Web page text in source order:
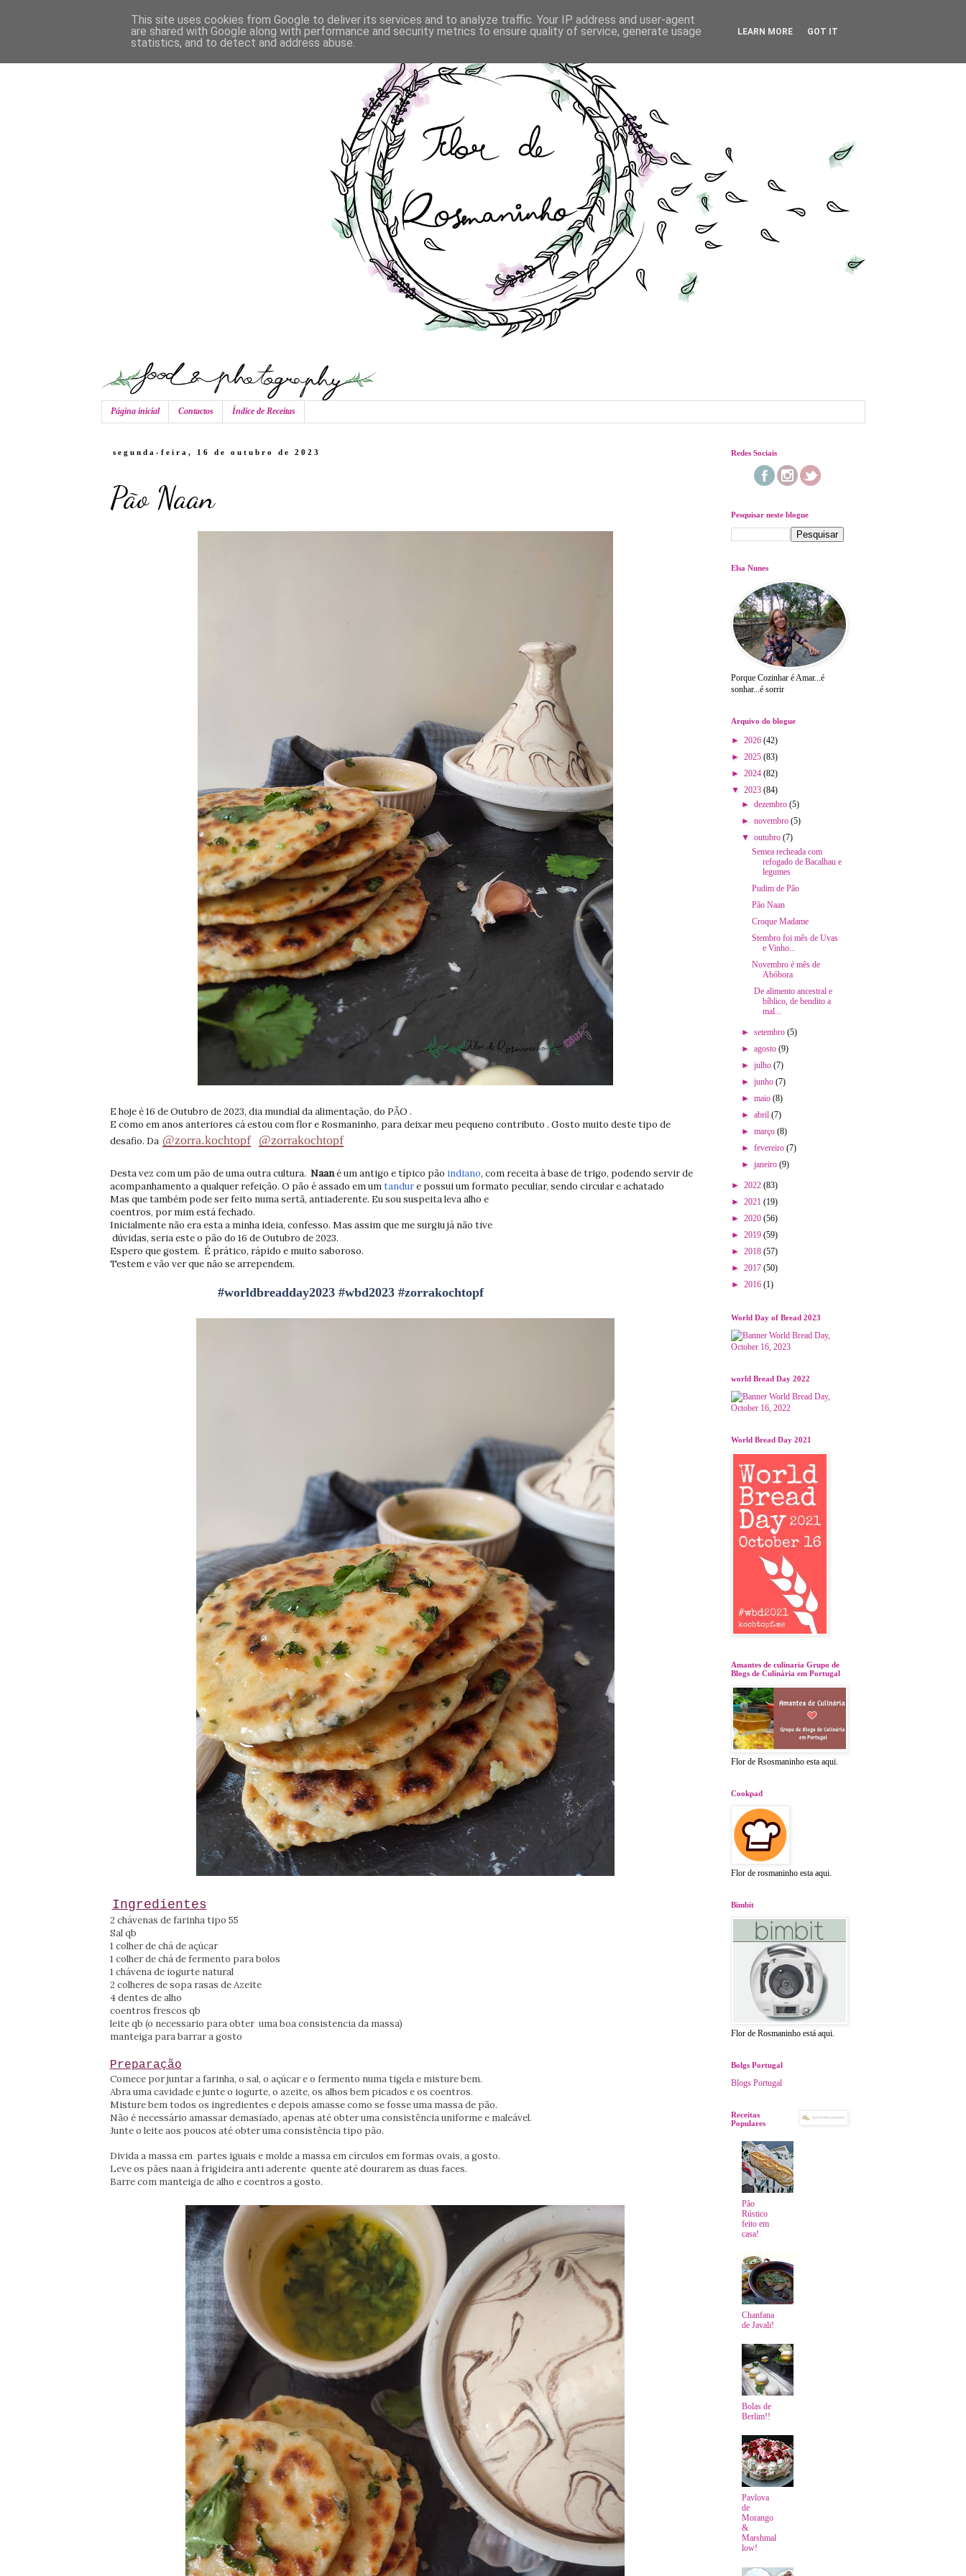
Página inicial Contactos Índice de Receitas
segunda-feira, 16 de outubro de 2023
Pão Naan
E hoje é 16 de Outubro de 2023, dia mundial da alimentação, do PÃO .
E como em anos anteriores cá estou com flor e Rosmaninho, para deixar meu pequeno contributo . Gosto muito deste tipo de
desafio. Da @zorra.kochtopf @zorrakochtopf
Desta vez com um pão de uma outra cultura. Naané um antigo e típico pão indiano, com receita à base de trigo, podendo servir de
acompanhamento a qualquer refeição. O pão é assado em umtandure possui um formato peculiar, sendo circular e achatado
Mas que também pode ser feito numa sertã, antiaderente. Eu sou suspeita leva alho e
coentros, por mim está fechado.
Inicialmente não era esta a minha ideia, confesso. Mas assim que me surgiu já não tive
dúvidas, seria este o pão do 16 de Outubro de 2023.
Espero que gostem. É prático, rápido e muito saboroso.
Testem e vão ver que não se arrependem.
#worldbreadday2023 #wbd2023 #zorrakochtopf
Ingredientes
2 chávenas de farinha tipo 55
Sal qb
1 colher de chá de açúcar
1 colher de chá de fermento para bolos
1 chávena de iogurte natural
2 colheres de sopa rasas de Azeite
4 dentes de alho
coentros frescos qb
leite qb (o necessario para obter uma boa consistencia da massa)
manteiga para barrar a gosto
Preparação
Comece por juntar a farinha, o sal, o açúcar e o fermento numa tigela e misture bem.
Abra uma cavidade e junte o iogurte, o azeite, os alhos bem picados e os coentros.
Misture bem todos os ingredientes e depois amasse como se fosse uma massa de pão.
Não é necessário amassar demasiado, apenas até obter uma consistência uniforme e maleável.
Junte o leite aos poucos até obter uma consistência tipo pão.
Divida a massa em partes iguais e molde a massa em círculos em formas ovais, a gosto.
Leve os pães naan à frigideira anti aderente quente até dourarem as duas faces.
Barre com manteiga de alho e coentros a gosto.
Redes Sociais
Pesquisar neste blogue
Elsa Nunes
Porque Cozinhar é Amar...é
sonhar...é sorrir
Arquivo do blogue
► 2026 (42)
► 2025 (83)
► 2024 (82)
▼ 2023 (84)
► dezembro (5)
► novembro (5)
▼ outubro (7)
Semea recheada com
refogado de Bacalhau e
legumes
Pudim de Pão
Pão Naan
Croque Madame
Stembro foi mês de Uvas
e Vinho...
Novembro é mês de
Abóbora
De alimento ancestral e
bíblico, de bendito a
mal...
► setembro (5)
► agosto (9)
► julho (7)
► junho (7)
► maio (8)
► abril (7)
► março (8)
► fevereiro (7)
► janeiro (9)
► 2022 (83)
► 2021 (19)
► 2020 (56)
► 2019 (59)
► 2018 (57)
► 2017 (50)
► 2016 (1)
World Day of Bread 2023
world Bread Day 2022
World Bread Day 2021
Amantes de culinaria Grupo de
Blogs de Culinária em Portugal
Flor de Rsosmaninho esta aqui.
Cookpad
Flor de rosmaninho esta aqui.
Bimbit
Flor de Rosmaninho está aqui.
Bolgs Portugal
Blogs Portugal
Receitas
Populares
Pão
Rústico
feito em
casa!
Chanfana
de Javali!
Bolas de
Berlim!!
Pavlova
de
Morango
&
Marshmal
low!
This site uses cookies from Google to deliver its services and to analyze traffic. Your IP address and user-agent
are shared with Google along with performance and security metrics to ensure quality of service, generate usage
statistics, and to detect and address abuse.
LEARN MORE GOT IT